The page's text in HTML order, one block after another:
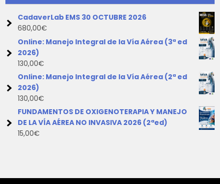
CadaverLab EMS 30 OCTUBRE 2026
680,00€
Online: Manejo Integral de la Vía Aérea (3ª ed
2026)
130,00€
Online: Manejo Integral de la Vía Aérea (2ª ed
2026)
130,00€
FUNDAMENTOS DE OXIGENOTERAPIA Y MANEJO
DE LA VÍA AÉREA NO INVASIVA 2026 (2ªed)
15,00€